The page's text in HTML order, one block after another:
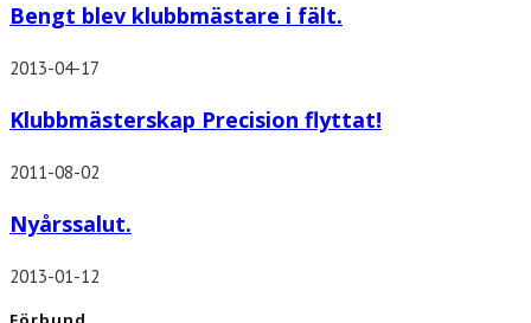
Bengt blev klubbmästare i fält.
2013-04-17
Klubbmästerskap Precision flyttat!
2011-08-02
Nyårssalut.
2013-01-12